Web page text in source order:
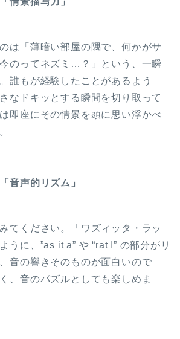
は「薄暗い部屋の隅で、何かがサ
のってネズミ…？」という、一瞬
誰もが経験したことがあるよう
なドキッとする瞬間を切り取って
即座にその情景を頭に思い浮かべ
音声的リズム」
てください。「ワズィッタ・ラッ
うに、”as it a” や “rat I” の部分がリ
音の響きそのものが面白いので
、音のパズルとしても楽しめま